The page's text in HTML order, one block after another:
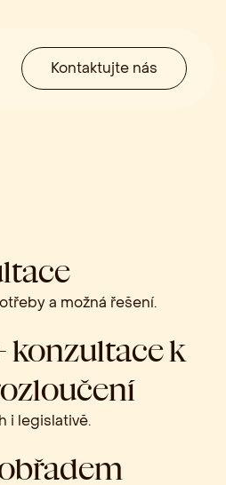
Kontaktujte nás
a možná řešení.
konzultace k
i legislativě.